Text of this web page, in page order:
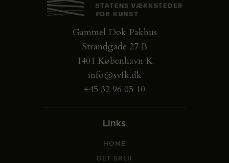
Gammel Dok Pakhus
Strandgade 27 B
1401 København K
info@svfk.dk
+45 32 96 05 10
Links
HOME
DET SKER